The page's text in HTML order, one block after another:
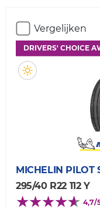
Vergelijken
DRIVERS' CHOICE
MICHELIN PILOT
295/40 R22 112 Y
4,7/